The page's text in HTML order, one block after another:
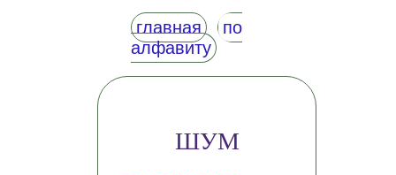
главная
по
алфавиту
ШУМ